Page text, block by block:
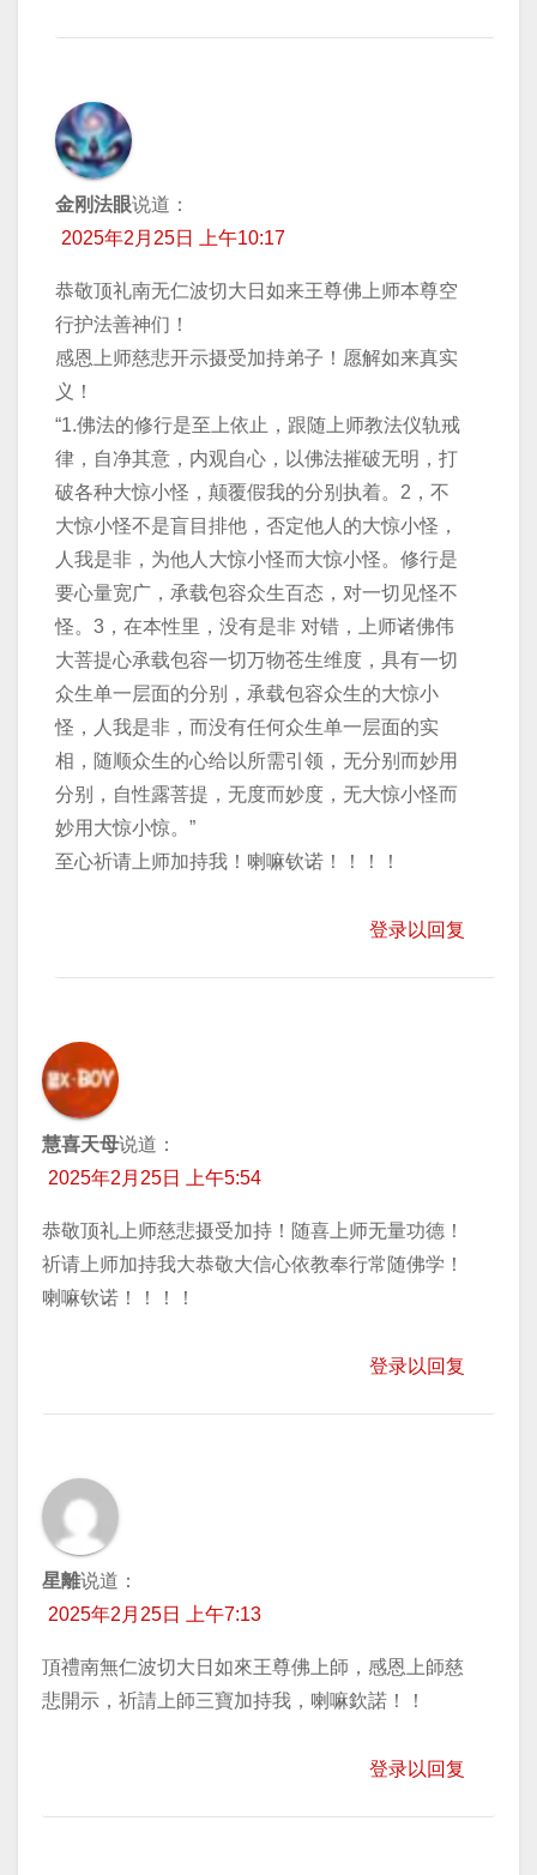
金刚法眼说道：
2025年2月25日 上午10:17
恭敬顶礼南无仁波切大日如来王尊佛上师本尊空
行护法善神们！
感恩上师慈悲开示摄受加持弟子！愿解如来真实
义！
“1.佛法的修行是至上依止，跟随上师教法仪轨戒
律，自净其意，内观自心，以佛法摧破无明，打
破各种大惊小怪，颠覆假我的分别执着。2，不
大惊小怪不是盲目排他，否定他人的大惊小怪，
人我是非，为他人大惊小怪而大惊小怪。修行是
要心量宽广，承载包容众生百态，对一切见怪不
怪。3，在本性里，没有是非 对错，上师诸佛伟
大菩提心承载包容一切万物苍生维度，具有一切
众生单一层面的分别，承载包容众生的大惊小
怪，人我是非，而没有任何众生单一层面的实
相，随顺众生的心给以所需引领，无分别而妙用
分别，自性露菩提，无度而妙度，无大惊小怪而
妙用大惊小惊。”
至心祈请上师加持我！喇嘛钦诺！！！！
登录以回复
慧喜天母说道：
2025年2月25日 上午5:54
恭敬顶礼上师慈悲摄受加持！随喜上师无量功德！
祈请上师加持我大恭敬大信心依教奉行常随佛学！
喇嘛钦诺！！！！
登录以回复
星離说道：
2025年2月25日 上午7:13
頂禮南無仁波切大日如來王尊佛上師，感恩上師慈
悲開示，祈請上師三寶加持我，喇嘛欽諾！！
登录以回复